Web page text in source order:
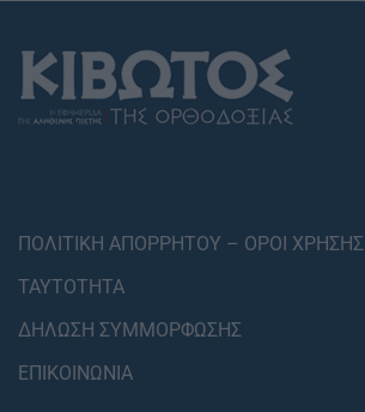
ΠΟΛΙΤΙΚΗ ΑΠΟΡΡΗΤΟΥ – ΟΡΟΙ ΧΡΗΣΗΣ
ΤΑΥΤΟΤΗΤΑ
ΔΗΛΩΣΗ ΣΥΜΜΟΡΦΩΣΗΣ
ΕΠΙΚΟΙΝΩΝΙΑ